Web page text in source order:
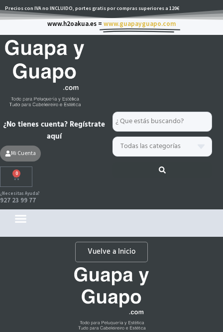
al
Precios con IVA no INCLUIDO, portes gratis por compras superiores a 120€
www.h2oakua.es = www.guapayguapo.com
Search
...
¿No tienes cuenta? Regístrate
aquí
Mi Cuenta
0
Carrito
¿Necesitas Ayuda?
927 23 99 77
Vuelve a Inicio